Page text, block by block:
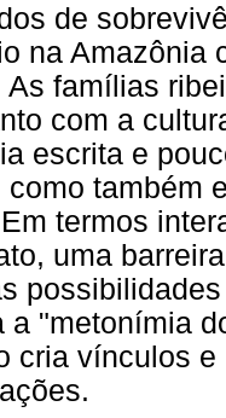
de
na Amazônia
As famílias
com a
escrita e
também
termos
uma
a "metonímia
cria vínculos